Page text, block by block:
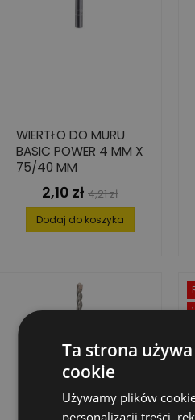
WIERTŁO DO MURU
BASIC POWER 4 MM X
75/40 MM
Cena
2,10 zł Cena
podstawowa
4,21 zł
Dodaj do koszyka
Ta strona
cookie
Używamy plików
personalizacji treści,